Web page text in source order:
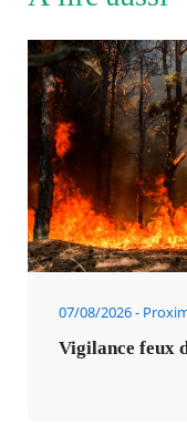
07/08/2026
Vigilance feux